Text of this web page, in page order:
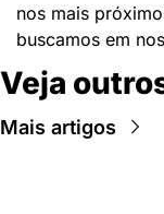
nos mais
buscamos em
Veja
Mais artigos